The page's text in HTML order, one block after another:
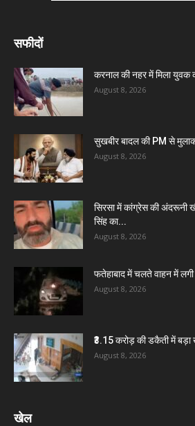
सफीदों
करनाल की नहर में मिला युवक
August 8, 2026
सुखबीर बादल की PM से
August 8, 2026
सिरसा में कांग्रेस की अंदरूनी
सिंह का...
August 8, 2026
फतेहाबाद में चलते वाहन में
August 8, 2026
₹3.15 करोड़ की डकैती में बड़ा
August 8, 2026
खेल